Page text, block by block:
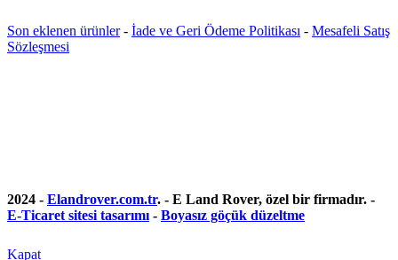
Son eklenen ürünler- İade ve Geri Ödeme Politikası - Mesafeli Satış
Sözleşmesi
2024 - Elandrover.com.tr. - E Land Rover, özel bir firmadır. -
E-Ticaret sitesi tasarımı- Boyasız göçük düzeltme
Kapat